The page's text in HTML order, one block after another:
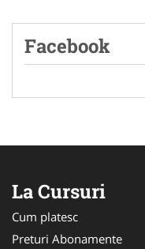
Facebook
La Cursuri
Cum platesc
Preturi Abonamente